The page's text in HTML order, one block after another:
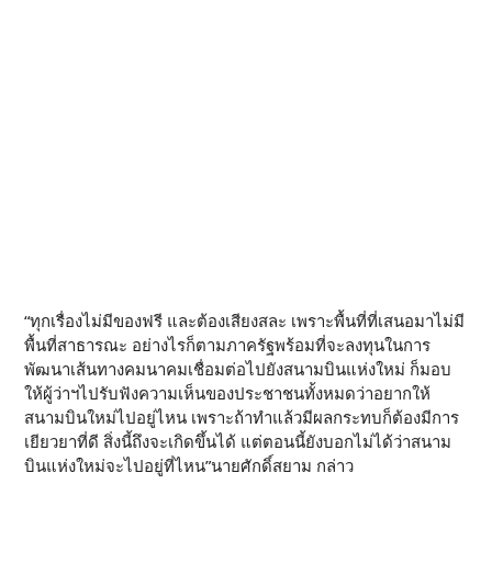
“ทุกเรื่องไม่มีของฟรี และต้องเสียงสละ เพราะพื้นที่ที่เสนอมาไม่มี
พื้นที่สาธารณะ อย่างไรก็ตามภาครัฐพร้อมที่จะลงทุนในการ
พัฒนาเส้นทางคมนาคมเชื่อมต่อไปยังสนามบินแห่งใหม่ ก็มอบ
ให้ผู้ว่าฯไปรับฟังความเห็นของประชาชนทั้งหมดว่าอยากให้
สนามบินใหม่ไปอยู่ไหน เพราะถ้าทำแล้วมีผลกระทบก็ต้องมีการ
เยียวยาที่ดี สิ่งนี้ถึงจะเกิดขึ้นได้ แต่ตอนนี้ยังบอกไม่ได้ว่าสนาม
บินแห่งใหม่จะไปอยู่ที่ไหน”นายศักดิ์สยาม กล่าว